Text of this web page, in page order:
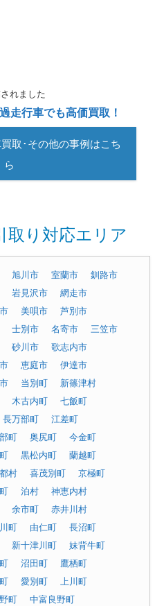
れました
走行車でも高価買取！
取･その他の事例はこち
ら
取り対応エリア
旭川市 室蘭市
釧路市
岩見沢市
網走市
美唄市
芦別市
士別市 名寄市
三笠市
砂川市
歌志内市
恵庭市
伊達市
当別町
新篠津村
木古内町
七飯町
長万部町
江差町
町 奥尻町
今金町
黒松内町
蘭越町
村 喜茂別町
京極町
泊村
神恵内村
余市町
赤井川村
町 由仁町
長沼町
新十津川町
妹背牛町
沼田町
鷹栖町
愛別町
上川町
町
中富良野町